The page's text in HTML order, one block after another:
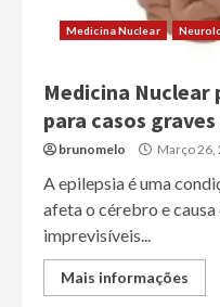
Medicina Nuclear
Medicina
para casos
brunomelo Março 26,
A epilepsia é uma
afeta o cérebro e
imprevisíveis...
Mais informações